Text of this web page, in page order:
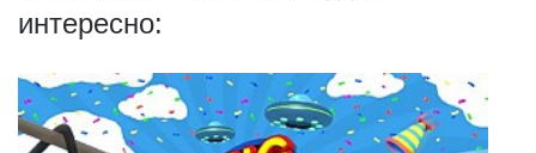
интересно: